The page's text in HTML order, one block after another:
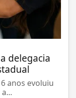
delegacia
anos evoluiu